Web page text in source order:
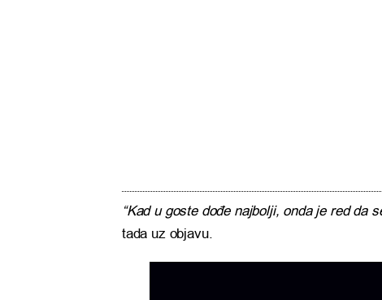
“Kad u goste dođe najbolji, onda je red da
tada uz objavu.